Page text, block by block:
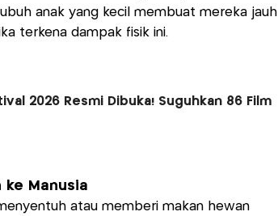
anak yang kecil membuat mereka jauh
terkena dampak fisik ini.
2026 Resmi Dibuka! Suguhkan 86 Film
ke Manusia
atau memberi makan hewan